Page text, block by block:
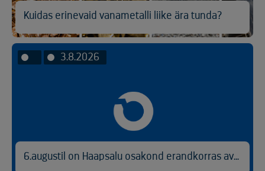
Kuidas erinevaid vanametalli liike ära tunda?
3.8.2026
6.augustil on Haapsalu osakond erandkorras avatud kl 9.00-14.30.